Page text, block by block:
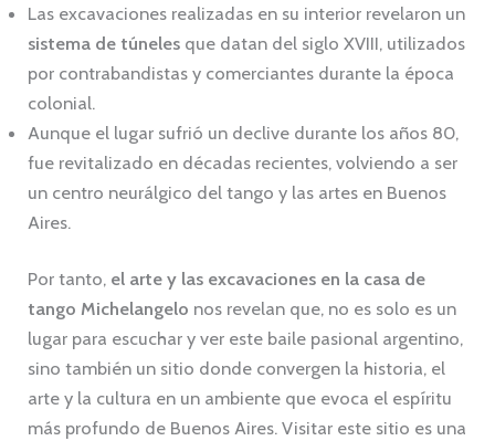
Las excavaciones realizadas en su interior revelaron un
sistema de túneles que datan del siglo XVIII, utilizados
por contrabandistas y comerciantes durante la época
colonial.
Aunque el lugar sufrió un declive durante los años 80,
fue revitalizado en décadas recientes, volviendo a ser
un centro neurálgico del tango y las artes en Buenos
Aires.
Por tanto, el arte y las excavaciones en la casa de
tango Michelangelo nos revelan que, no es solo es un
lugar para escuchar y ver este baile pasional argentino,
sino también un sitio donde convergen la historia, el
arte y la cultura en un ambiente que evoca el espíritu
más profundo de Buenos Aires. Visitar este sitio es una